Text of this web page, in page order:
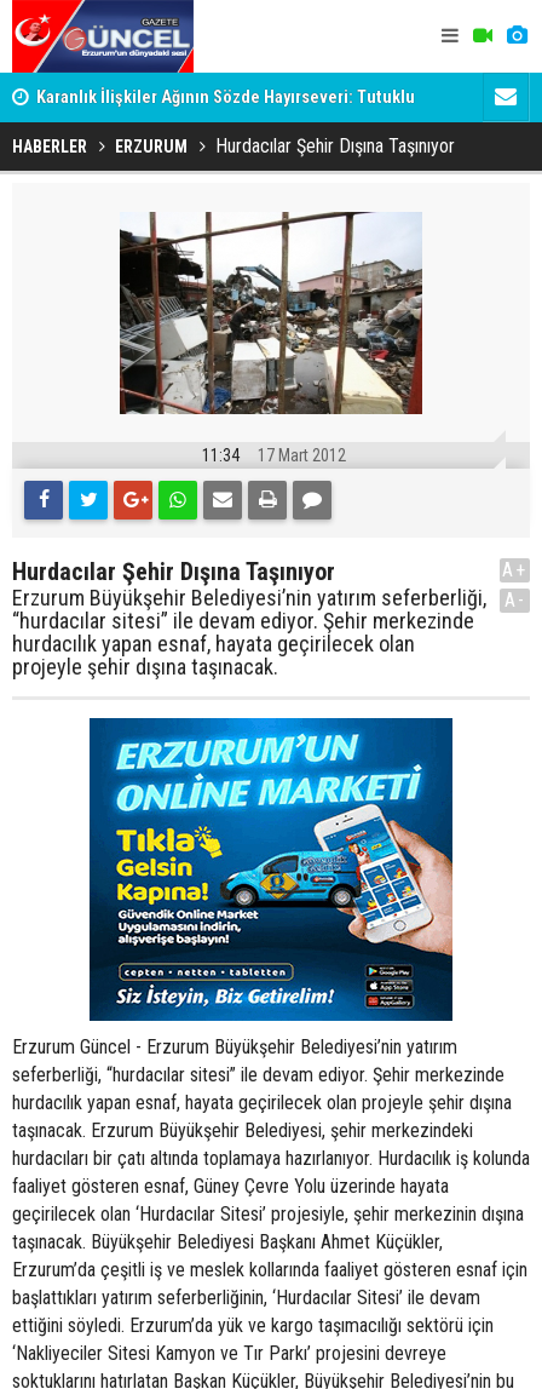
Karanlık İlişkiler Ağının Sözde Hayırseveri: Tutuklu
Memet Aca Dosyası
Dadaş'a
HABERLER ERZURUM Hurdacılar Şehir Dışına Taşınıyor
11:34 17 Mart 2012
Hurdacılar Şehir Dışına Taşınıyor
Erzurum Büyükşehir Belediyesi’nin yatırım seferberliği,
“hurdacılar sitesi” ile devam ediyor. Şehir merkezinde
hurdacılık yapan esnaf, hayata geçirilecek olan
projeyle şehir dışına taşınacak.
A+
A-
Erzurum Güncel - Erzurum Büyükşehir Belediyesi’nin yatırım
seferberliği, “hurdacılar sitesi” ile devam ediyor. Şehir merkezinde
hurdacılık yapan esnaf, hayata geçirilecek olan projeyle şehir dışına
taşınacak. Erzurum Büyükşehir Belediyesi, şehir merkezindeki
hurdacıları bir çatı altında toplamaya hazırlanıyor. Hurdacılık iş kolunda
faaliyet gösteren esnaf, Güney Çevre Yolu üzerinde hayata
geçirilecek olan ‘Hurdacılar Sitesi’ projesiyle, şehir merkezinin dışına
taşınacak. Büyükşehir Belediyesi Başkanı Ahmet Küçükler,
Erzurum’da çeşitli iş ve meslek kollarında faaliyet gösteren esnaf için
başlattıkları yatırım seferberliğinin, ‘Hurdacılar Sitesi’ ile devam
ettiğini söyledi. Erzurum’da yük ve kargo taşımacılığı sektörü için
‘Nakliyeciler Sitesi Kamyon ve Tır Parkı’ projesini devreye
soktuklarını hatırlatan Başkan Küçükler, Büyükşehir Belediyesi’nin bu